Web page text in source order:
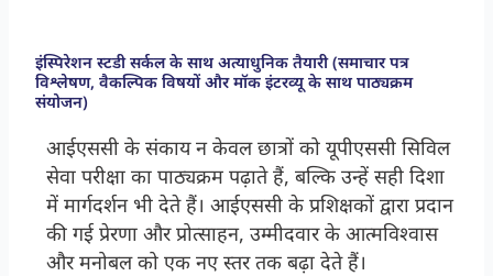
इंस्पिरेशन स्टडी सर्कल के साथ अत्याधुनिक तैयारी (समाचार पत्र
विश्लेषण, वैकल्पिक विषयों और मॉक इंटरव्यू के साथ पाठ्यक्रम
संयोजन)
आईएससी के संकाय न केवल छात्रों को यूपीएससी सिविल
सेवा परीक्षा का पाठ्यक्रम पढ़ाते हैं, बल्कि उन्हें सही दिशा
में मार्गदर्शन भी देते हैं। आईएससी के प्रशिक्षकों द्वारा प्रदान
की गई प्रेरणा और प्रोत्साहन, उम्मीदवार के आत्मविश्वास
और मनोबल को एक नए स्तर तक बढ़ा देते हैं।